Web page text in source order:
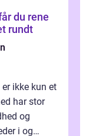
rundt
ikke kun et
har stor
og
i og